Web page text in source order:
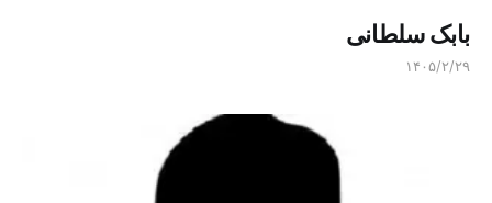
بابک سلطانی
۱۴۰۵/۲/۲۹